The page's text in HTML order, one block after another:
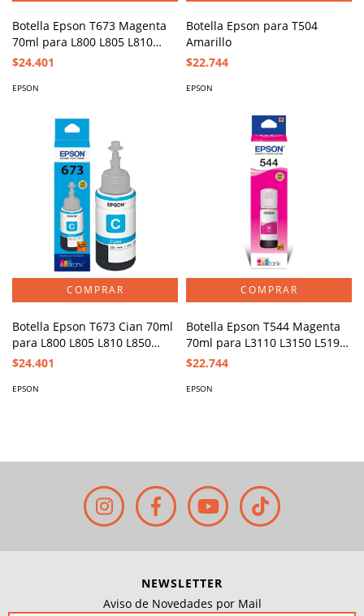
Botella Epson T673 Magenta
70ml para L800 L805 L810
L850 L1800
$24.401
EPSON
Botella Epson para T504
Amarillo
$22.744
EPSON
Botella Epson T673 Cian 70ml
para L800 L805 L810 L850
L1800
$24.401
EPSON
Botella Epson T544 Magenta
70ml para L3110 L3150 L5190
L3210
$22.744
EPSON
NEWSLETTER
Aviso de Novedades por Mail